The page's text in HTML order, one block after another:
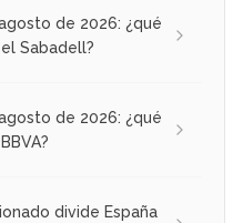
de 2026: ¿qué
Sabadell?
de 2026: ¿qué
divide España